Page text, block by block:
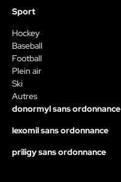
Sport
Hockey
Baseball
Football
Plein air
Ski
Autres
donormyl sans ordonnance
lexomil sans ordonnance
priligy sans ordonnance